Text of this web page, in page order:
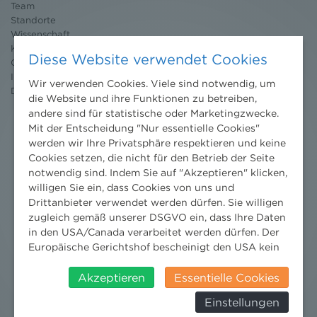
Team
Standorte
Wissenschaft
Karriere
Ombudsstelle
Impressum
Datenschutz
Diese Website verwendet Cookies
Wir verwenden Cookies. Viele sind notwendig, um
die Website und ihre Funktionen zu betreiben,
andere sind für statistische oder Marketingzwecke.
Mit der Entscheidung "Nur essentielle Cookies"
werden wir Ihre Privatsphäre respektieren und keine
Cookies setzen, die nicht für den Betrieb der Seite
notwendig sind. Indem Sie auf "Akzeptieren" klicken,
willigen Sie ein, dass Cookies von uns und
Drittanbieter verwendet werden dürfen. Sie willigen
zugleich gemäß unserer DSGVO ein, dass Ihre Daten
in den USA/Canada verarbeitet werden dürfen. Der
Europäische Gerichtshof bescheinigt den USA kein
insbesondere das Risiko, dass ihre Daten durch US-
Behörden, zu Kontroll- und zu
Überwachungszwecken, verarbeitet werden und
Akzeptieren
Essentielle Cookies
Einstellungen